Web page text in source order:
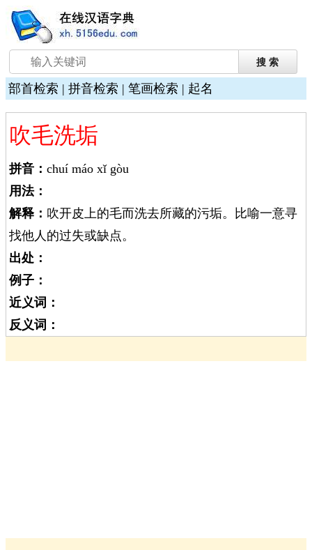
部首检索 | 拼音检索 | 笔画检索 | 起名
吹毛洗垢
拼音： chuí máo xǐ gòu
用法：
解释： 吹开皮上的毛而洗去所藏的污垢。比喻一意寻
找他人的过失或缺点。
出处：
例子：
近义词：
反义词：